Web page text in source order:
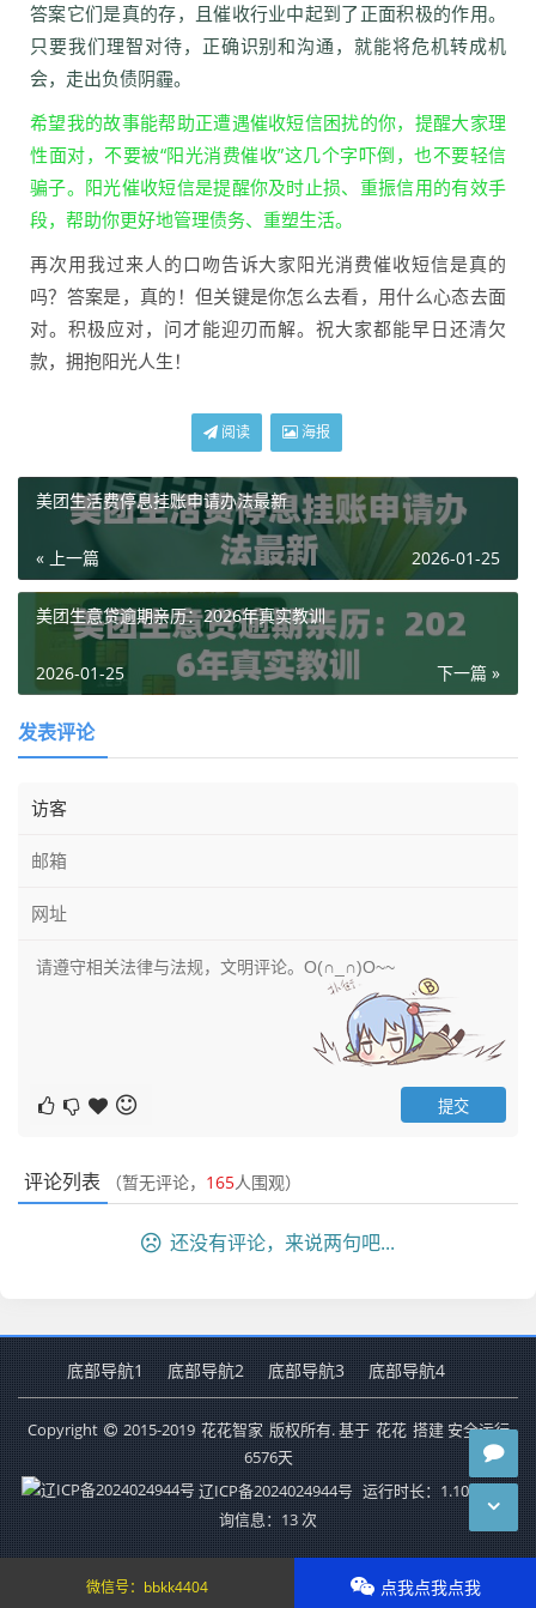
答案它们是真的存，且催收行业中起到了正面积极的作用。
只要我们理智对待，正确识别和沟通，就能将危机转成机
会，走出负债阴霾。
希望我的故事能帮助正遭遇催收短信困扰的你，提醒大家理
性面对，不要被“阳光消费催收”这几个字吓倒，也不要轻信
骗子。阳光催收短信是提醒你及时止损、重振信用的有效手
段，帮助你更好地管理债务、重塑生活。
再次用我过来人的口吻告诉大家阳光消费催收短信是真的
吗？答案是，真的！但关键是你怎么去看，用什么心态去面
对。积极应对，问才能迎刃而解。祝大家都能早日还清欠
款，拥抱阳光人生！
阅读 海报
美团生活费停息挂账申请办法最新
« 上一篇 2026-01-25
美团生意贷逾期亲历：2026年真实教训
下一篇 »
2026-01-25
发表评论
评论列表 （暂无评论， 165人围观）
还没有评论，来说两句吧...
底部导航1 底部导航2 底部导航3 底部导航4
Copyright 2015-2019 花花智家 版权所有. 基于 花花 搭建 安全运行
6576天
辽ICP备2024024944号 运行时长：1.108秒 查
询信息：13 次
微信号： bbkk4404 点我点我点我